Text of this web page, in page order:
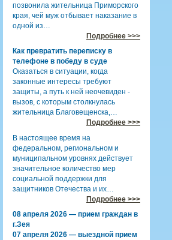
позвонила жительница Приморского
края, чей муж отбывает наказание в
одной из…
Подробнее >>>
Как превратить переписку в
телефоне в победу в суде
Оказаться в ситуации, когда
законные интересы требуют
защиты, а путь к ней неочевиден -
вызов, с которым столкнулась
жительница Благовещенска,…
Подробнее >>>
В настоящее время на
федеральном, региональном и
муниципальном уровнях действует
значительное количество мер
социальной поддержки для
защитников Отечества и их…
Подробнее >>>
08 апреля 2026 — прием граждан в
г.Зея
07 апреля 2026 — выездной прием